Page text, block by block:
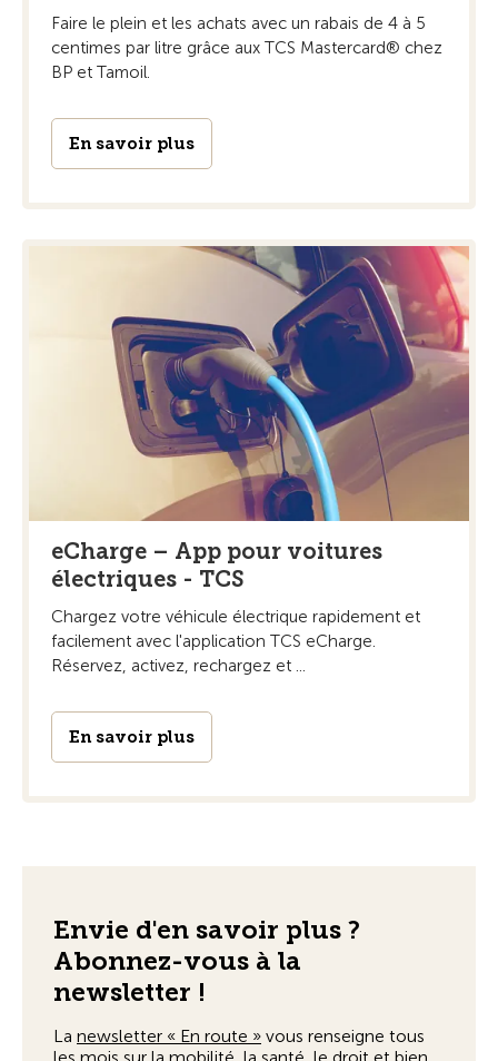
Faire le plein et les achats avec un rabais de 4 à 5
centimes par litre grâce aux TCS Mastercard® chez
BP et Tamoil.
En savoir plus
eCharge – App pour voitures
électriques - TCS
Chargez votre véhicule électrique rapidement et
facilement avec l'application TCS eCharge.
Réservez, activez, rechargez et ...
En savoir plus